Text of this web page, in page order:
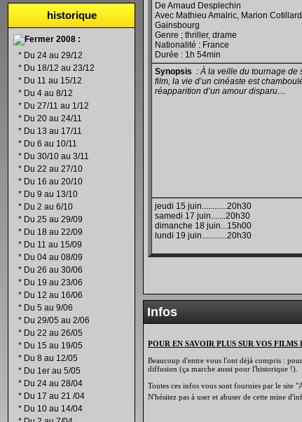
historique
2008 :
* Du 24 au 29/12
* Du 18/12 au 23/12
* Du 11 au 15/12
* Du 4 au 8/12
* Du 27/11 au 1/12
* Du 20 au 24/11
* Du 13 au 17/11
* Du 6 au 10/11
* Du 30/10 au 3/11
* Du 22 au 27/10
* Du 16 au 20/10
* Du 9 au 13/10
* Du 2 au 6/10
* Du 25 au 29/09
* Du 18 au 22/09
* Du 11 au 15/09
* Du 04 au 08/09
* Du 26 au 30/06
* Du 19 au 23/06
* Du 12 au 16/06
* Du 5 au 9/06
* Du 29/05 au 2/06
* Du 22 au 26/05
* Du 15 au 19/05
* Du 8 au 12/05
* Du 1er au 5/05
* Du 24 au 28/04
* Du 17 au 21 /04
* Du 10 au 14/04
De Arnaud Desplechin
Avec Mathieu Amalric, Marion
Gainsbourg
Genre ; thriller, drame
Nationalité : France
Durée : 1h 54min
Synopsis : À la veille du tournage de
film, la vie d’un cinéaste est
réapparition d’un amour disparu…
jeudi 15 juin............20h30
samedi 17 juin.......20h30
dimanche 18 juin...15h00
lundi 19 juin............20h30
Infos
POUR EN SAVOIR PLUS SUR VOS FILMS
Beaucoup d'entre vous l'ont déjà compris :
diffusion (ça marche aussi pour l'historique !).
Toutes ces infos vous sont fournies par le site
N'hésitez pas à user et abuser de cette mine